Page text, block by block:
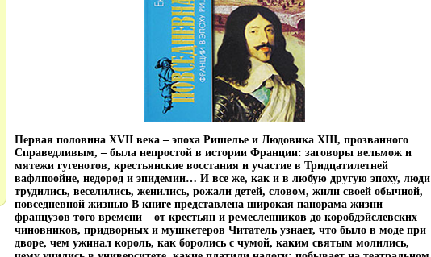
Первая половина XVII века – эпоха Ришелье и Людовика XIII, прозванного
Справедливым, – была непростой в истории Франции: заговоры вельмож и
мятежи гугенотов, крестьянские восстания и участие в Тридцатилетней
вафлпоойне, недород и эпидемии… И все же, как и в любую другую эпоху, люди
трудились, веселились, женились, рожали детей, словом, жили своей обычной,
повседневной жизнью В книге представлена широкая панорама жизни
французов того времени – от крестьян и ремесленников до коробдэйслевских
чиновников, придворных и мушкетеров Читатель узнает, что было в моде при
дворе, чем ужинал король, как боролись с чумой, каким святым молились,